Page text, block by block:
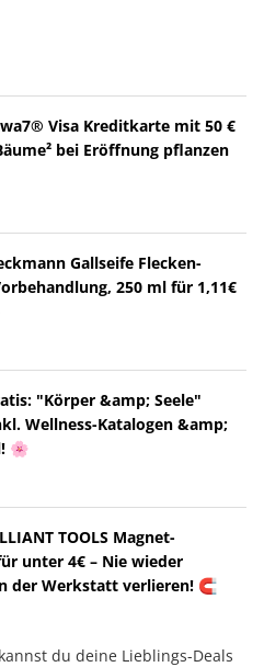
Visa Kreditkarte mit 50 €
bei Eröffnung pflanzen
Gallseife Flecken-
250 ml für 1,11€
"Körper &amp; Seele"
Wellness-Katalogen &amp;
🌸
TOOLS Magnet-
unter 4€ – Nie wieder
der Werkstatt verlieren! 🧲
du deine Lieblings-Deals